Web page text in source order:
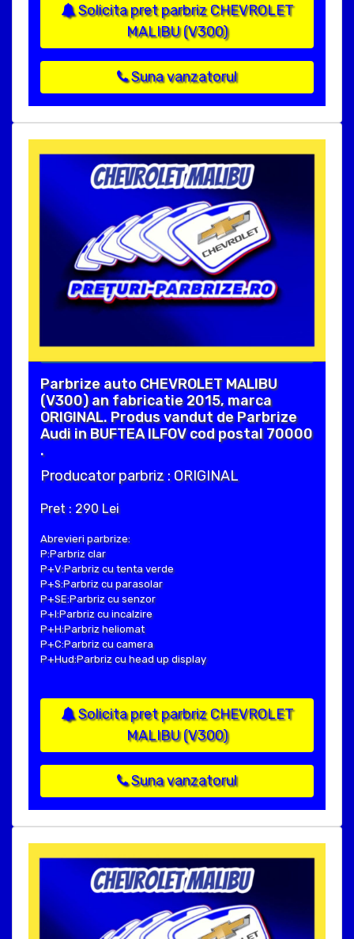
Solicita pret parbriz CHEVROLET
MALIBU (V300)
Suna vanzatorul
Parbrize auto CHEVROLET MALIBU
(V300) an fabricatie 2015, marca
ORIGINAL. Produs vandut de Parbrize
Audi in BUFTEA ILFOV cod postal 70000
.
Producator parbriz : ORIGINAL
Pret : 290 Lei
Abrevieri parbrize:
P:Parbriz clar
P+V:Parbriz cu tenta verde
P+S:Parbriz cu parasolar
P+SE:Parbriz cu senzor
P+I:Parbriz cu incalzire
P+H:Parbriz heliomat
P+C:Parbriz cu camera
P+Hud:Parbriz cu head up display
Solicita pret parbriz CHEVROLET
MALIBU (V300)
Suna vanzatorul